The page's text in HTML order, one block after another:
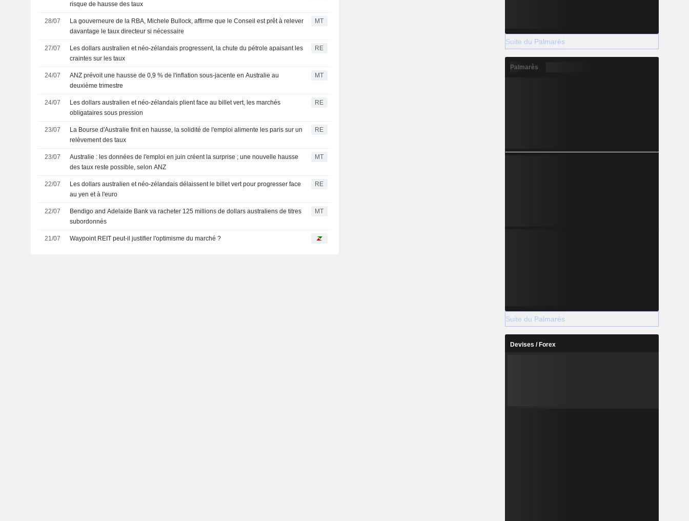
risque de hausse des taux
28/07
La gouverneure de la RBA, Michele Bullock, affirme que le Conseil est prêt à relever
davantage le taux directeur si nécessaire
MT
27/07
Les dollars australien et néo-zélandais progressent, la chute du pétrole apaisant les
craintes sur les taux
RE
24/07
ANZ prévoit une hausse de 0,9 % de l'inflation sous-jacente en Australie au
deuxième trimestre
MT
24/07
Les dollars australien et néo-zélandais plient face au billet vert, les marchés
obligataires sous pression
RE
23/07
La Bourse d'Australie finit en hausse, la solidité de l'emploi alimente les paris sur un
relèvement des taux
RE
23/07
Australie : les données de l'emploi en juin créent la surprise ; une nouvelle hausse
des taux reste possible, selon ANZ
MT
22/07
Les dollars australien et néo-zélandais délaissent le billet vert pour progresser face
au yen et à l'euro
RE
22/07
Bendigo and Adelaide Bank va racheter 125 millions de dollars australiens de titres
subordonnés
MT
21/07 Waypoint REIT peut-il justifier l'optimisme du marché ?
Suite du Palmarès
Palmarès
Suite du Palmarès
Devises / Forex